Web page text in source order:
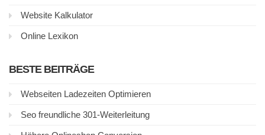
Website Kalkulator
Online Lexikon
BESTE BEITRÄGE
Webseiten Ladezeiten Optimieren
Seo freundliche 301-Weiterleitung